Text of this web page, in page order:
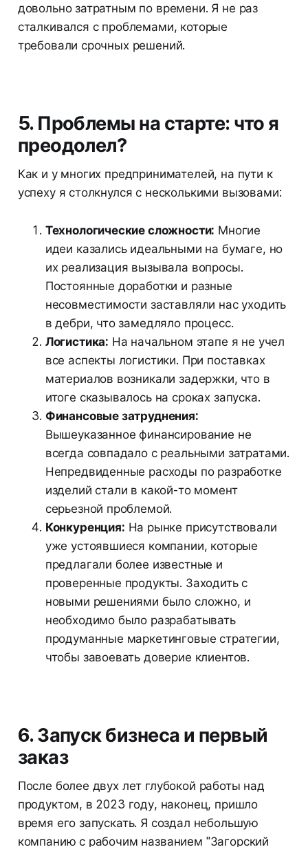
довольно затратным по времени. Я не раз
сталкивался с проблемами, которые
требовали срочных решений.
5. Проблемы на старте: что я
преодолел?
Как и у многих предпринимателей, на пути к
успеху я столкнулся с несколькими вызовами:
Технологические сложности: Многие
идеи казались идеальными на бумаге, но
их реализация вызывала вопросы.
Постоянные доработки и разные
несовместимости заставляли нас уходить
в дебри, что замедляло процесс.
Логистика: На начальном этапе я не учел
все аспекты логистики. При поставках
материалов возникали задержки, что в
итоге сказывалось на сроках запуска.
Финансовые затруднения:
Вышеуказанное финансирование не
всегда совпадало с реальными затратами.
Непредвиденные расходы по разработке
изделий стали в какой-то момент
серьезной проблемой.
Конкуренция: На рынке присутствовали
уже устоявшиеся компании, которые
предлагали более известные и
проверенные продукты. Заходить с
новыми решениями было сложно, и
необходимо было разрабатывать
продуманные маркетинговые стратегии,
чтобы завоевать доверие клиентов.
6. Запуск бизнеса и первый
заказ
После более двух лет глубокой работы над
продуктом, в 2023 году, наконец, пришло
время его запускать. Я создал небольшую
компанию с рабочим названием "Загорский